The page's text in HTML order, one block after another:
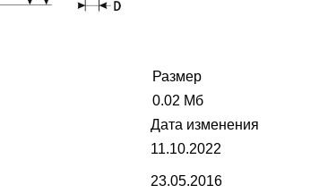
Размер
0.02 Мб
Дата изменения
11.10.2022
23.05.2016